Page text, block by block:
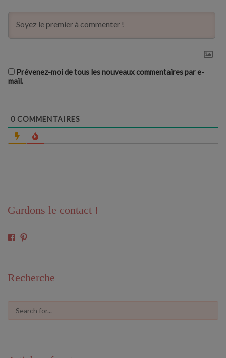
Prévenez-moi de tous les nouveaux commentaires par e-
mail.
0 COMMENTAIRES
Gardons le contact !
Voir
sur sur
Recherche